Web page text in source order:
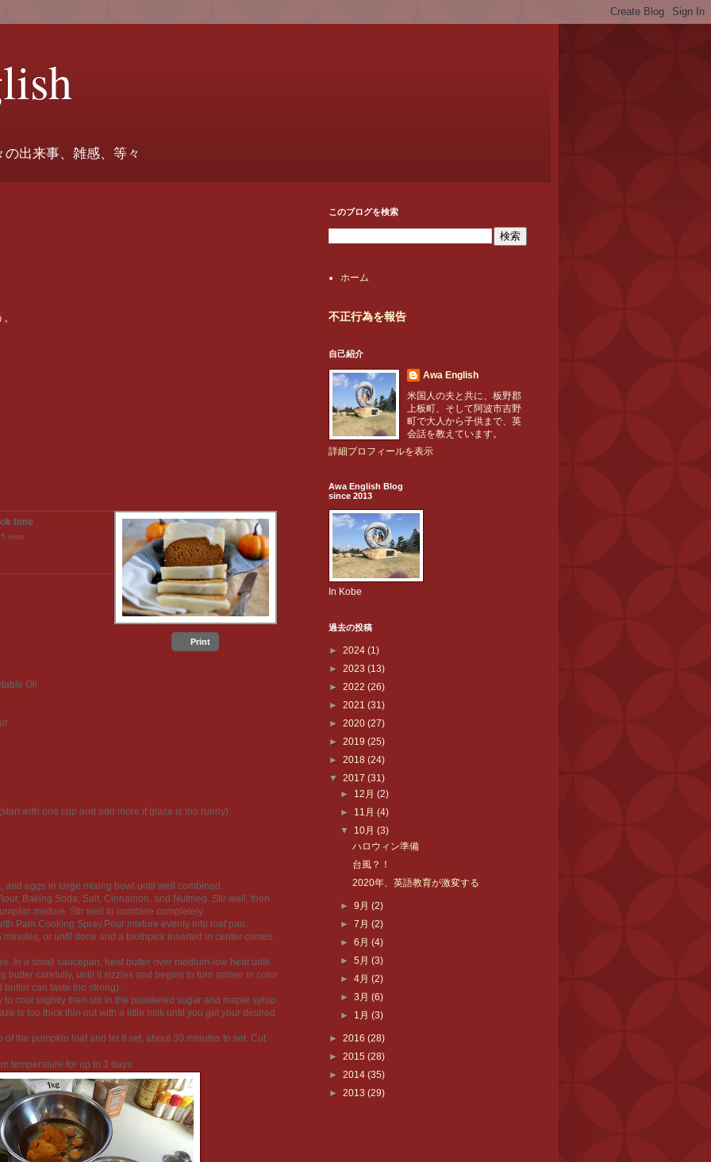
出来事、雑感、等々
Print
time
mins
Oil
with one cup and add more if glaze is too runny)
and eggs in large mixing bowl until well combined.
Baking Soda, Salt, Cinnamon, and Nutmeg. Stir well, then
mixture. Stir well to combine completely.
Pam Cooking Spray.Pour mixture evenly into loaf pan.
or until done and a toothpick inserted in center comes
In a small saucepan, heat butter over medium-low heat until
butter carefully, until it sizzles and begins to turn amber in color
can taste too strong).
to cool slightly then stir in the powdered sugar and maple syrup
is too thick thin out with a little milk until you get your desired
the pumpkin loaf and let it set, about 30 minutes to set. Cut
temperature for up to 3 days
このブログを検索
ホーム
不正行為を報告
自己紹介
Awa English
米国人の夫と共に、板野郡
上板町、そして阿波市吉野
町で大人から子供まで、英
会話を教えています。
詳細プロフィールを表示
Awa English Blog
since 2013
In Kobe
過去の投稿
► 2024 (1)
► 2023 (13)
► 2022 (26)
► 2021 (31)
► 2020 (27)
► 2019 (25)
► 2018 (24)
▼ 2017 (31)
► 12月(2)
► 11月(4)
▼ 10月(3)
ハロウィン準備
台風？！
2020年、英語教育が激変する
►9月(2)
►7月(2)
►6月(4)
►5月(3)
►4月(2)
►3月(6)
► 1月(3)
► 2016 (28)
► 2015 (28)
► 2014 (35)
► 2013 (29)